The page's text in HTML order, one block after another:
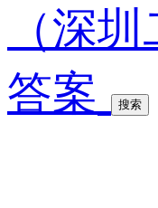
（深
答案
搜索